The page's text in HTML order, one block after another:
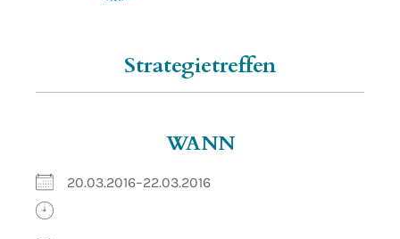
Strategietreffen
WANN
20.03.2016–22.03.2016